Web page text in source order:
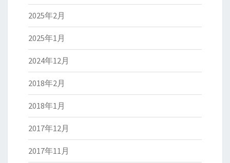
2025年2月
2025年1月
2024年12月
2018年2月
2018年1月
2017年12月
2017年11月